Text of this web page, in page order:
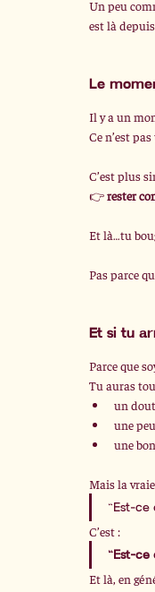
Un peu
est là
Le
Il y a un
Ce n’est
C’est plus
👉 rester
Et là…tu
Pas parce
Et si tu
Parce que
Tu auras
un
une
une
Mais la
“Est-ce
C’est :
“Est-
Et là, en